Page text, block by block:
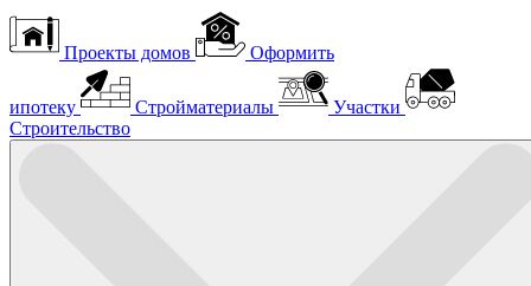
Проекты домов Оформить
ипотеку Стройматериалы
Участки
Строительство